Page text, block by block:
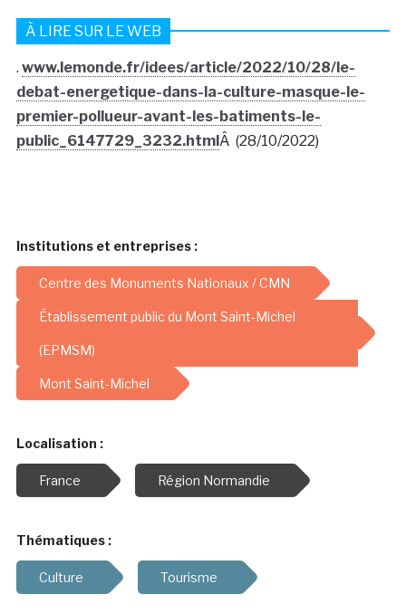
À LIRE SUR LE WEB
. www.lemonde.fr/idees/article/2022/10/28/le-
debat-energetique-dans-la-culture-masque-le-
premier-pollueur-avant-les-batiments-le-
public_6147729_3232.htmlÂ (28/10/2022)
Institutions et entreprises :
Centre des Monuments Nationaux / CMN
Établissement public du Mont Saint-Michel
(EPMSM)
Mont Saint-Michel
Localisation :
France Région Normandie
Thématiques :
Culture Tourisme